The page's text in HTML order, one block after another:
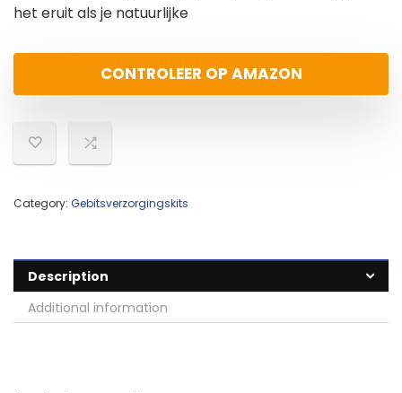
het eruit als je natuurlijke
CONTROLEER OP AMAZON
Category: Gebitsverzorgingskits
Description
Additional information